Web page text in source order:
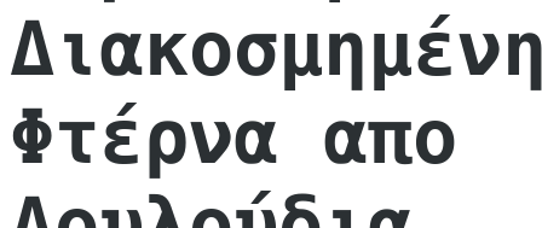
Φτέρνα απο